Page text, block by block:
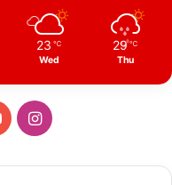
23 ℃
Wed
29 ℃
Thu
YouTubeInstagram